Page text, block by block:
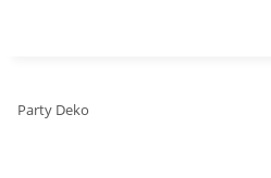
Party Deko